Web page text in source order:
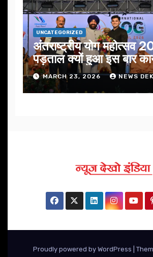
UNCATEGORIZED
अंतराष्ट्रीय योग महोत्सव
पड़ताल क्यों हुआ इस बार
निखार
MARCH 23, 2026 NEWS
Proudly powered by WordPress